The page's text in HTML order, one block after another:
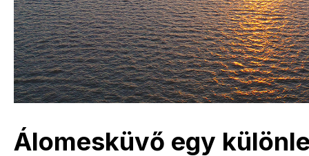
Álomesküvő egy